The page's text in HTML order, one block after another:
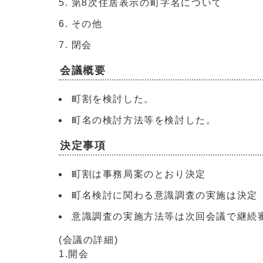
第8次住居表示の町字名について
その他
閉会
会議概要
町割を検討した。
町名の検討方法等を検討した。
決定事項
町割は事務局案のとおり決定
町名検討に関わる意識調査の実施は決定
意識調査の実施方法等は次回会議で継続
(会議の詳細)
1.開会